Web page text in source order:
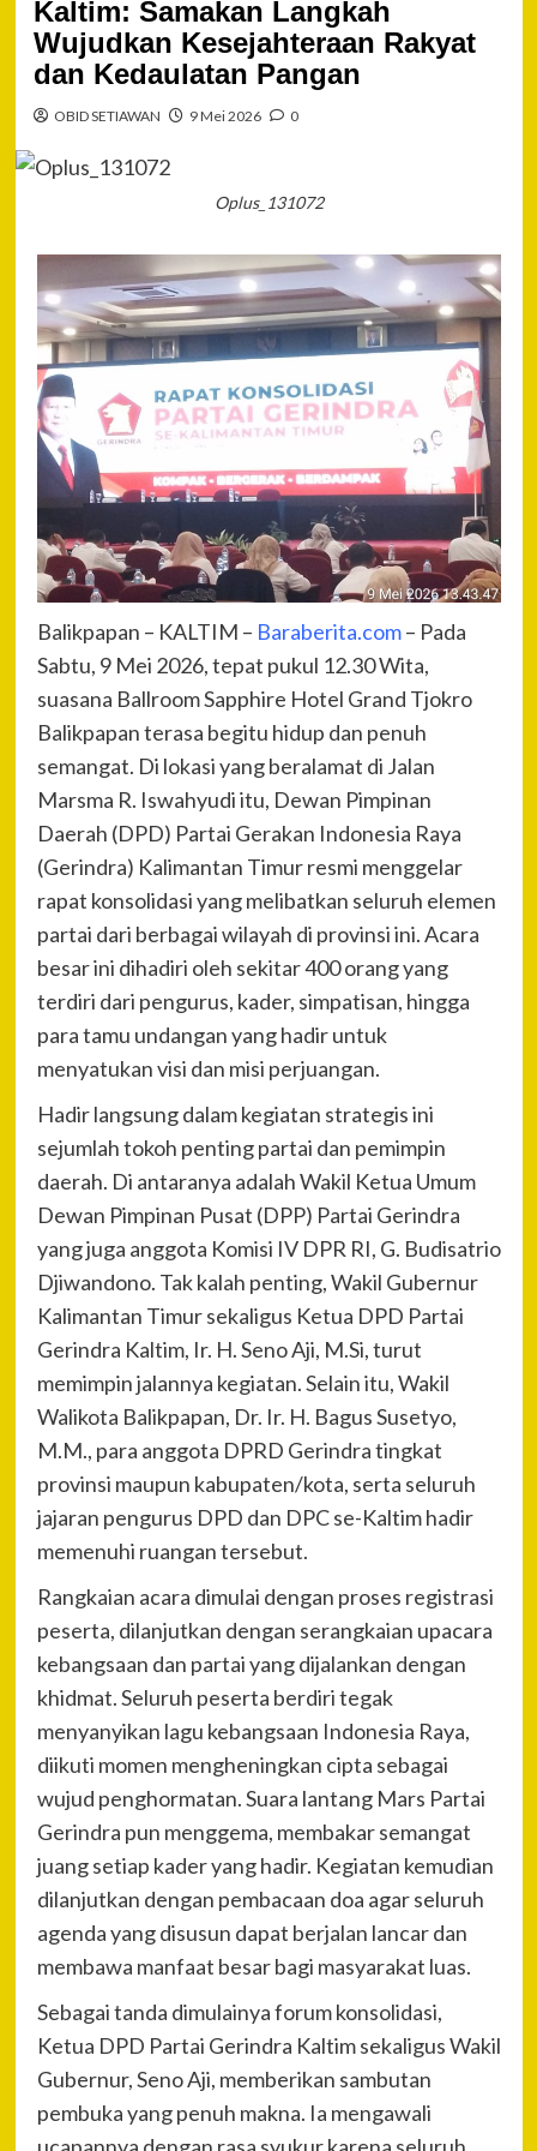
Kaltim: Samakan Langkah
Wujudkan Kesejahteraan Rakyat
dan Kedaulatan Pangan
OBID SETIAWAN 9 Mei 2026 0
Oplus_131072
Balikpapan – KALTIM – Baraberita.com– Pada
Sabtu, 9 Mei 2026, tepat pukul 12.30 Wita,
suasana Ballroom Sapphire Hotel Grand Tjokro
Balikpapan terasa begitu hidup dan penuh
semangat. Di lokasi yang beralamat di Jalan
Marsma R. Iswahyudi itu, Dewan Pimpinan
Daerah (DPD) Partai Gerakan Indonesia Raya
(Gerindra) Kalimantan Timur resmi menggelar
rapat konsolidasi yang melibatkan seluruh elemen
partai dari berbagai wilayah di provinsi ini. Acara
besar ini dihadiri oleh sekitar 400 orang yang
terdiri dari pengurus, kader, simpatisan, hingga
para tamu undangan yang hadir untuk
menyatukan visi dan misi perjuangan.
Hadir langsung dalam kegiatan strategis ini
sejumlah tokoh penting partai dan pemimpin
daerah. Di antaranya adalah Wakil Ketua Umum
Dewan Pimpinan Pusat (DPP) Partai Gerindra
yang juga anggota Komisi IV DPR RI, G. Budisatrio
Djiwandono. Tak kalah penting, Wakil Gubernur
Kalimantan Timur sekaligus Ketua DPD Partai
Gerindra Kaltim, Ir. H. Seno Aji, M.Si, turut
memimpin jalannya kegiatan. Selain itu, Wakil
Walikota Balikpapan, Dr. Ir. H. Bagus Susetyo,
M.M., para anggota DPRD Gerindra tingkat
provinsi maupun kabupaten/kota, serta seluruh
jajaran pengurus DPD dan DPC se-Kaltim hadir
memenuhi ruangan tersebut.
Rangkaian acara dimulai dengan proses registrasi
peserta, dilanjutkan dengan serangkaian upacara
kebangsaan dan partai yang dijalankan dengan
khidmat. Seluruh peserta berdiri tegak
menyanyikan lagu kebangsaan Indonesia Raya,
diikuti momen mengheningkan cipta sebagai
wujud penghormatan. Suara lantang Mars Partai
Gerindra pun menggema, membakar semangat
juang setiap kader yang hadir. Kegiatan kemudian
dilanjutkan dengan pembacaan doa agar seluruh
agenda yang disusun dapat berjalan lancar dan
membawa manfaat besar bagi masyarakat luas.
Sebagai tanda dimulainya forum konsolidasi,
Ketua DPD Partai Gerindra Kaltim sekaligus Wakil
Gubernur, Seno Aji, memberikan sambutan
pembuka yang penuh makna. Ia mengawali